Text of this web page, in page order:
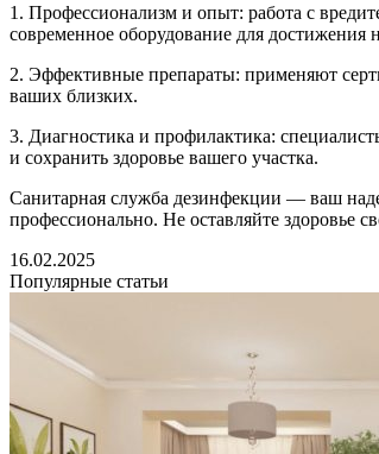
1. Профессионализм и опыт: работа с
современное оборудование для достижения
2. Эффективные препараты: применяют
ваших близких.
3. Диагностика и профилактика:
и сохранить здоровье вашего участка.
Санитарная служба дезинфекции — ваш
профессионально. Не оставляйте здоровье
16.02.2025
Популярные статьи